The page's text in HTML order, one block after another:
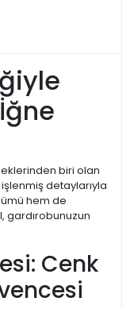
biri olan
detaylarıyla
hem de
gardırobunuzun
Cenk